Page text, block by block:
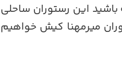
این رستوران ساحلی
میرمهنا کیش خواهیم